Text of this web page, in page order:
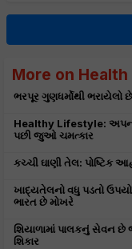
More on
ભરપૂર ગુણધર્મોથી
Healthy Lifestyle:
પછી જુઓ ચમત્કાર
કચ્ચી ઘાણી તેલ: પોષ્ટિક
ખાદ્યતેલનો વધુ પડતો
ભારત છે મોખરે
શિયાળામાં પાલકનું સેવન છે
શિકાર